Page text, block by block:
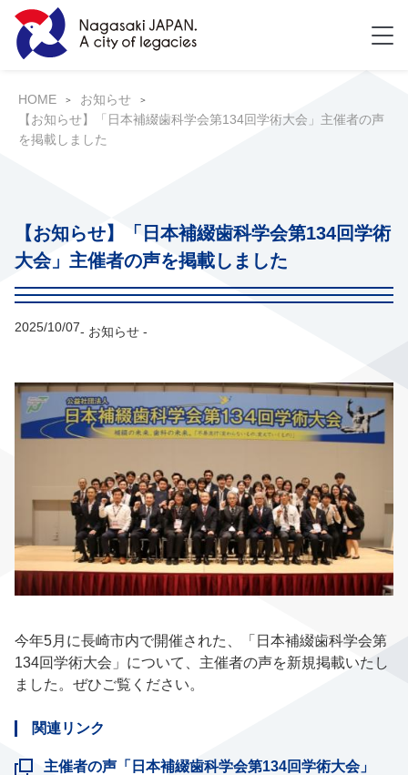
HOME
お知らせ
【お知らせ】「日本補綴歯科学会第134回学術大会」主催者の声
を掲載しました
【お知らせ】「日本補綴歯科学会第134回学術
大会」主催者の声を掲載しました
2025/10/07- お知らせ -
今年5月に長崎市内で開催された、「日本補綴歯科学会第
134回学術大会」について、主催者の声を新規掲載いたし
ました。ぜひご覧ください。
関連リンク
主催者の声「日本補綴歯科学会第134回学術大会」